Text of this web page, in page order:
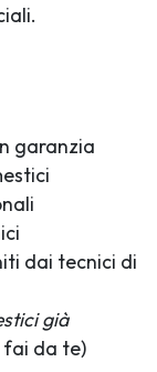
garanzia
dai tecnici di
già
da te)